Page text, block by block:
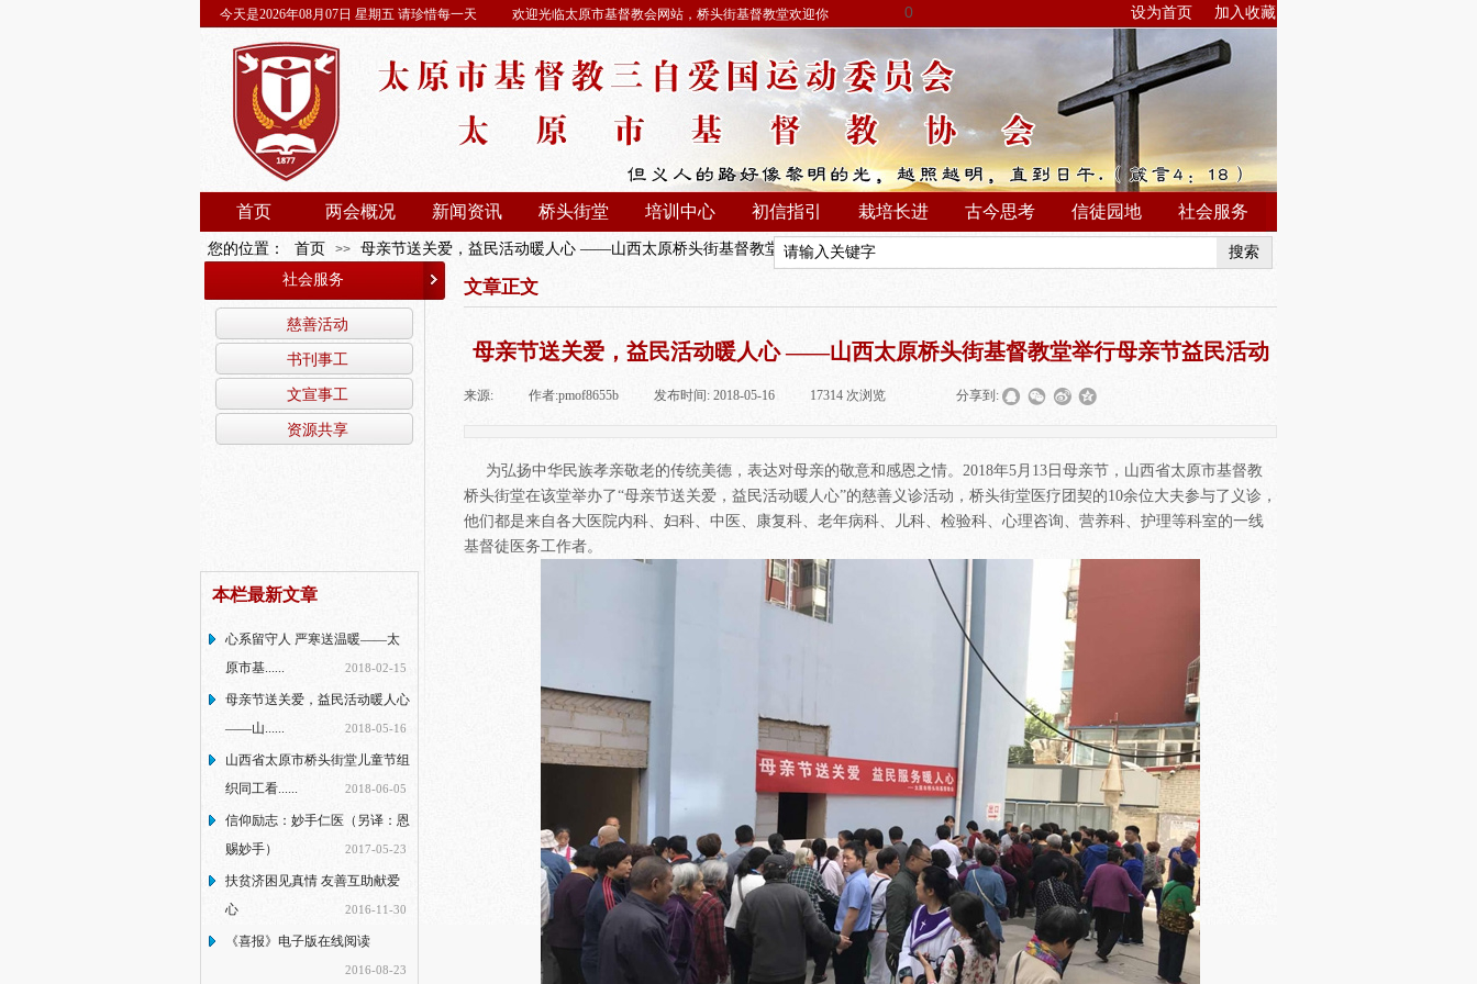
您的位置：
0 设为首页 加入收藏
今天是2026年08月07日 星期五 请珍惜每一天 欢迎光临太原市基督教会网站，桥头街基督教堂欢迎你
首页 两会概况 新闻资讯 桥头街堂 培训中心 初信指引 栽培长进 古今思考 信徒园地 社会服务
搜索
首页 >> 母亲节送关爱，益民活动暖人心 ——山西太原桥头街基督教堂举行母亲节益民活动
社会服务 文章正文
慈善活动
书刊事工
文宣事工
资源共享
母亲节送关爱，益民活动暖人心 ——山西太原桥头街基督教堂举行母亲节益民活动
来源: 作者:pmof8655b 发布时间: 2018-05-16 17314 次浏览 分享到:
为弘扬中华民族孝亲敬老的传统美德，表达对母亲的敬意和感恩之情。2018年5月13日母亲节，山西省太原市基督教
桥头街堂在该堂举办了“母亲节送关爱，益民活动暖人心”的慈善义诊活动，桥头街堂医疗团契的10余位大夫参与了义诊，
他们都是来自各大医院内科、妇科、中医、康复科、老年病科、儿科、检验科、心理咨询、营养科、护理等科室的一线
基督徒医务工作者。
本栏最新文章
心系留守人 严寒送温暖——太
原市基......
2018-02-15
母亲节送关爱，益民活动暖人心
——山......
2018-05-16
山西省太原市桥头街堂儿童节组
织同工看......
2018-06-05
信仰励志：妙手仁医（另译：恩
赐妙手）
2017-05-23
扶贫济困见真情 友善互助献爱
心
2016-11-30
《喜报》电子版在线阅读
2016-08-23